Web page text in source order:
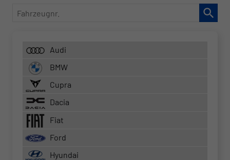
Fahrzeugnr.
Audi
BMW
Cupra
Dacia
Fiat
Ford
Hyundai